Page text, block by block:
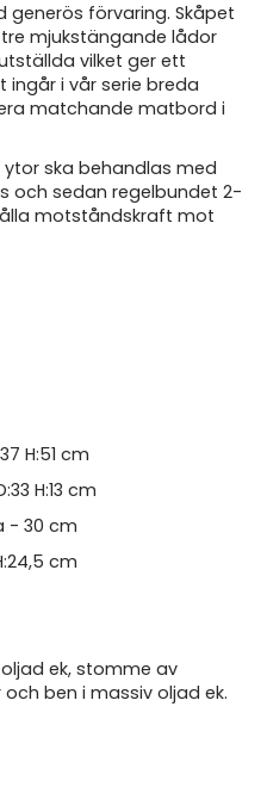
generös förvaring. Skåpet
mjukstängande lådor
vilket ger ett
i vår serie breda
matchande matbord i
ska behandlas med
och sedan regelbundet 2-
motståndskraft mot
H:51 cm
H:13 cm
- 30 cm
cm
ek, stomme av
ben i massiv oljad ek.